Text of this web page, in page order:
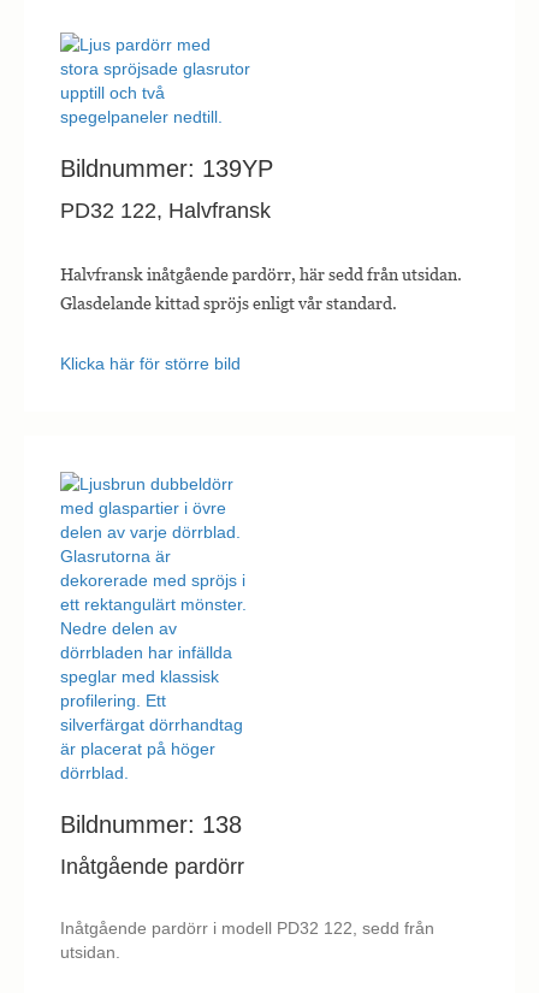
Bildnummer: 139YP
PD32 122, Halvfransk
Halvfransk inåtgående pardörr, här sedd från utsidan.
Glasdelande kittad spröjs enligt vår standard.
Klicka här för större bild
Bildnummer: 138
Inåtgående pardörr
Inåtgående pardörr i modell PD32 122, sedd från
utsidan.
Nödvändiga
Nödvändiga
cookies är
avgörande för
webbplatsens
grundläggande
funktioner och
webbplatsen
fungerar inte
på det avsedda
dem. Dessa
cookies lagrar
identifierbara
Statistik
Statistik-cookies
används för att